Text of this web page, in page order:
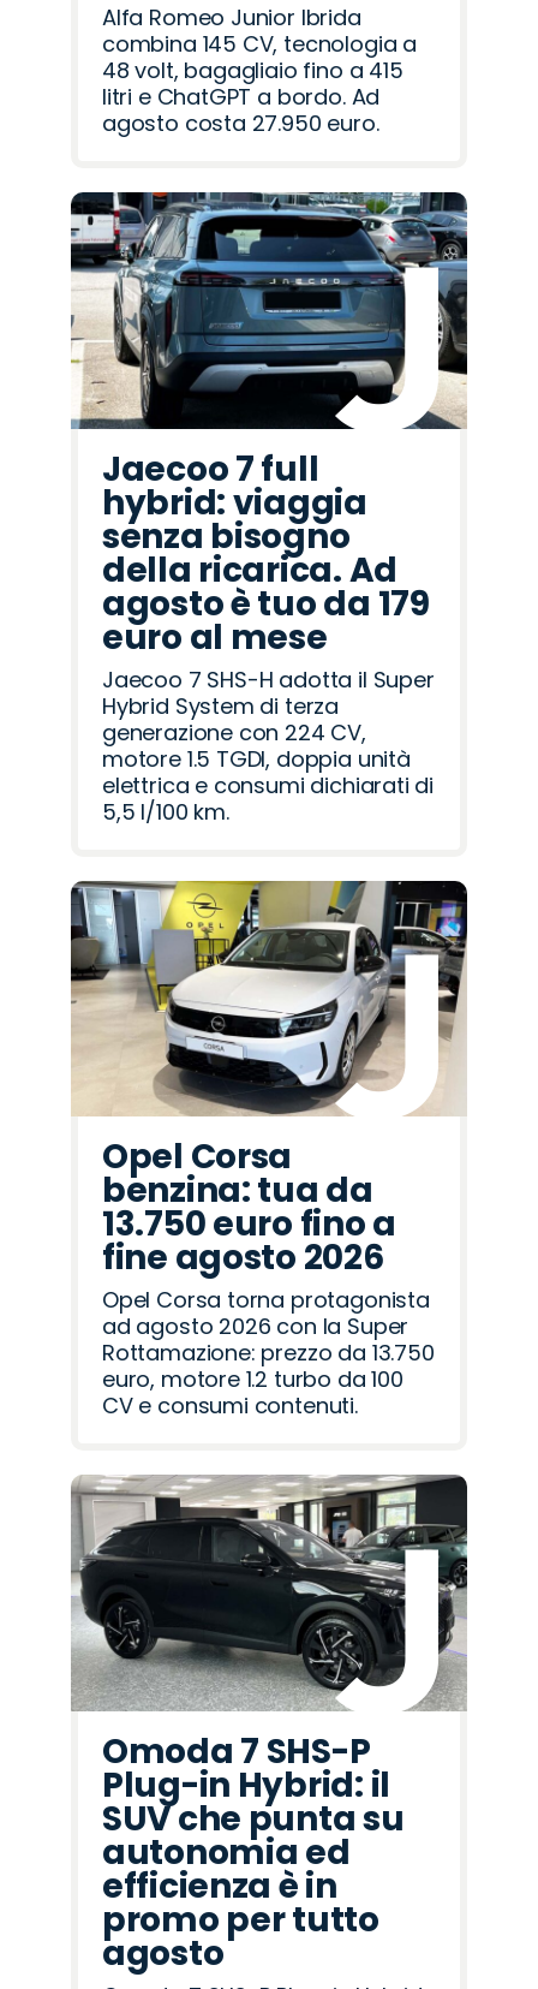
Alfa Romeo Junior Ibrida
combina 145 CV, tecnologia a
48 volt, bagagliaio fino a 415
litri e ChatGPT a bordo. Ad
agosto costa 27.950 euro.
Jaecoo 7 full
hybrid: viaggia
senza bisogno
della ricarica. Ad
agosto è tuo da 179
euro al mese
Jaecoo 7 SHS-H adotta il Super
Hybrid System di terza
generazione con 224 CV,
motore 1.5 TGDI, doppia unità
elettrica e consumi dichiarati di
5,5 l/100 km.
Opel Corsa
benzina: tua da
13.750 euro fino a
fine agosto 2026
Opel Corsa torna protagonista
ad agosto 2026 con la Super
Rottamazione: prezzo da 13.750
euro, motore 1.2 turbo da 100
CV e consumi contenuti.
Omoda 7 SHS-P
Plug-in Hybrid: il
SUV che punta su
autonomia ed
efficienza è in
promo per tutto
agosto